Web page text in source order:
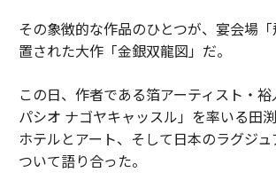
その象徴的な作品のひとつが、宴会場
置された大作「金銀双龍図」だ。
この日、作者である箔アーティスト・
パシオ ナゴヤキャッスル」を率いる田
ホテルとアート、そして日本のラグジ
ついて語り合った。